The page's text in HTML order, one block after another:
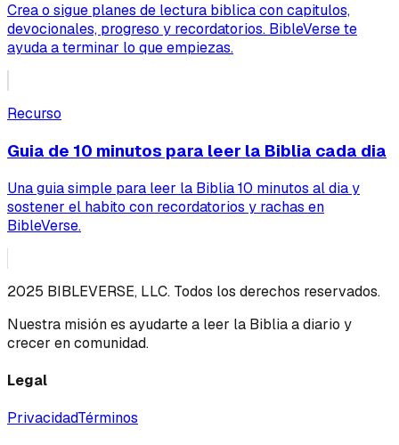
Crea o sigue planes de lectura biblica con capitulos,
devocionales, progreso y recordatorios. BibleVerse te
ayuda a terminar lo que empiezas.
Recurso
Guia de 10 minutos para leer la Biblia cada dia
Una guia simple para leer la Biblia 10 minutos al dia y
sostener el habito con recordatorios y rachas en
BibleVerse.
2025 BIBLEVERSE, LLC. Todos los derechos reservados.
Nuestra misión es ayudarte a leer la Biblia a diario y
crecer en comunidad.
Legal
PrivacidadTérminos